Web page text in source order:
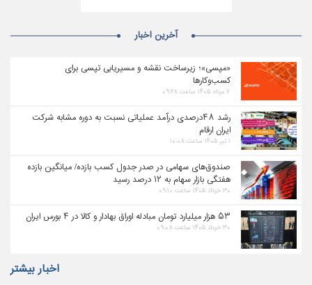
آخرین اخبار
«مپسی»؛ زیرساخت نقشه و مسیریابی تپسی برای
کسب‌وکارها
۷ مرداد ۱۴۰۵ ساعت ۰۹:۲۸
رشد ۴۸درصدی درآمد عملیاتی نسبت به دوره مشابه شرکت
ایران ارقام
۱ تیر ۱۴۰۵ ساعت ۱۰:۰۸
صندوق‌های سهامی در صدر جدول کسب بازده/ میانگین بازده
هفتگی بازار سهام به ۱۲ درصد رسید
۳۰ خرداد ۱۴۰۵ ساعت ۰۹:۱۰
۵۳ هزار میلیارد تومان مبادله اوراق بهادار و کالا در ۴ بورس ایران
۳۰ خرداد ۱۴۰۵ ساعت ۰۹:۰۸
اخبار بیشتر